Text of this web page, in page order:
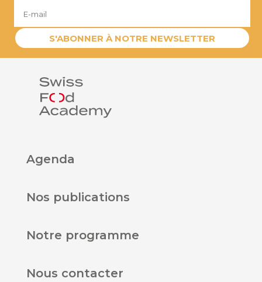
e
S'ABONNER À NOTRE NEWSLETTER
Agenda
Nos publications
Notre programme
Nous contacter